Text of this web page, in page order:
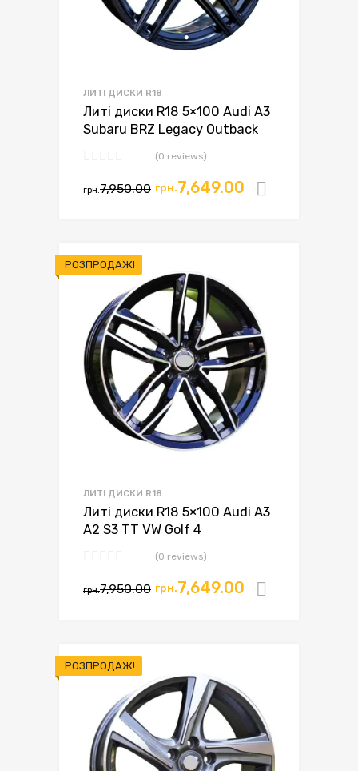
ЛИТІ ДИСКИ R18
Литі диски R18 5×100 Audi A3
Subaru BRZ Legacy Outback
(0 reviews)
грн.7,950.00 грн.7,649.00
РОЗПРОДАЖ!
ЛИТІ ДИСКИ R18
Литі диски R18 5×100 Audi A3
A2 S3 TT VW Golf 4
(0 reviews)
грн.7,950.00 грн.7,649.00
РОЗПРОДАЖ!